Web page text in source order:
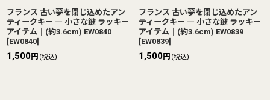
フランス 古い夢を閉じ込めたアン
ティークキー ― 小さな鍵 ラッキー
アイテム｜(約3.6cm) EW0840
[EW0840]
1,500円 (税込)
フランス 古い夢を閉じ込めたアン
ティークキー ― 小さな鍵 ラッキー
アイテム｜(約3.6cm) EW0839
[EW0839]
1,500円 (税込)